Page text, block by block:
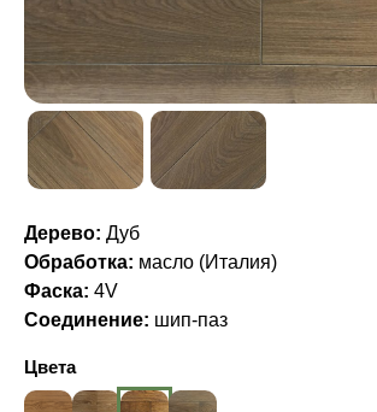
Дерево: Дуб
Обработка: масло (Италия)
Фаска: 4V
Соединение: шип-паз
Цвета